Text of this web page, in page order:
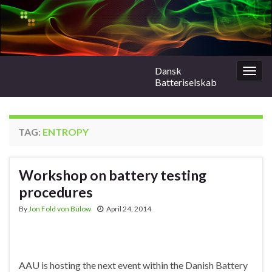
Dansk
Batteriselskab
TAG: ENTROPY
Workshop on battery testing
procedures
ByJon Fold von Bülow April 24, 2014
AAU is hosting the next event within the Danish Battery